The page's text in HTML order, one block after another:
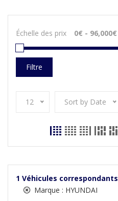
Échelle des prix
Filtre
12 Sort by Date
1 Véhicules correspondants
Marque : HYUNDAI